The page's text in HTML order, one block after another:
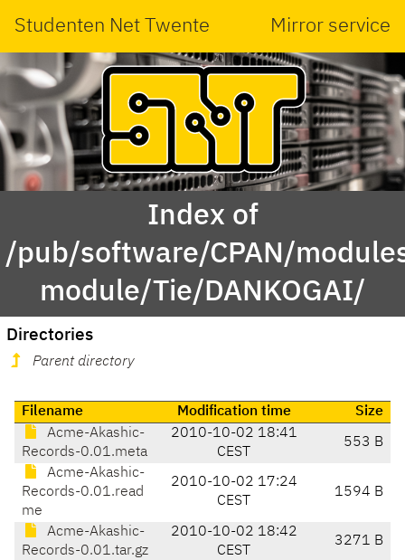
Studenten Net Twente Mirror service
Index of
/pub/software/CPAN/
module/Tie/DANKOGAI/
Directories
Parent directory
Filename Modification time
Size
Acme-Akashic-
Records-0.01.meta
2010-10-02 18:41
CEST
553 B
Acme-Akashic-
Records-0.01.read
me
2010-10-02 17:24
CEST
1594 B
Acme-Akashic-
Records-0.01.tar.gz
2010-10-02 18:42
CEST
3271 B